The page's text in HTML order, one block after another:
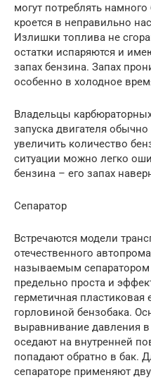
могут потреблять
кроется в неправильно
Излишки топлива не
остатки испаряются и
запах бензина. Запах
особенно в холодное
Владельцы
запуска двигателя
увеличить количество
ситуации можно легко
бензина – его запах
Сепаратор
Встречаются модели
отечественного
называемым сепаратором
предельно проста и
герметичная пластиковая
горловиной бензобака.
выравнивание давления
оседают на внутренней
попадают обратно в бак.
сепараторе применяют